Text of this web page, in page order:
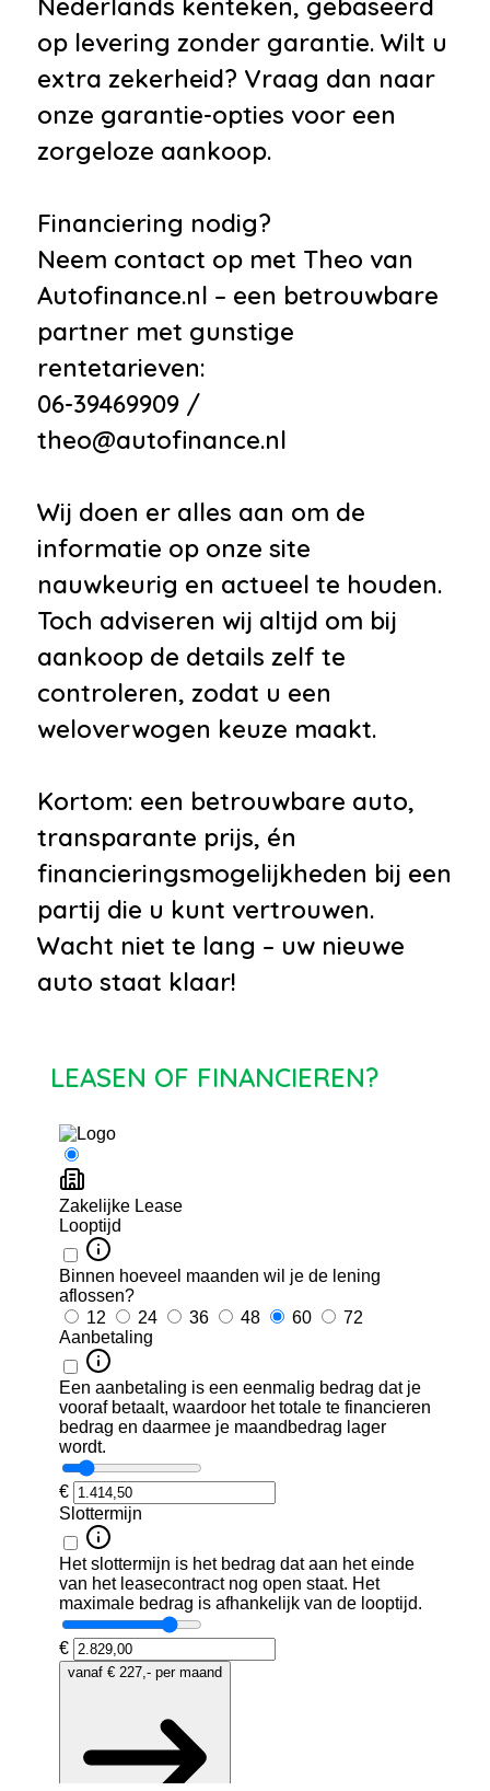
Nederlands kenteken, gebaseerd
op levering zonder garantie. Wilt u
extra zekerheid? Vraag dan naar
onze garantie-opties voor een
zorgeloze aankoop.
Financiering nodig?
Neem contact op met Theo van
Autofinance.nl – een betrouwbare
partner met gunstige
rentetarieven:
06-39469909 /
theo@autofinance.nl
Wij doen er alles aan om de
informatie op onze site
nauwkeurig en actueel te houden.
Toch adviseren wij altijd om bij
aankoop de details zelf te
controleren, zodat u een
weloverwogen keuze maakt.
Kortom: een betrouwbare auto,
transparante prijs, én
financieringsmogelijkheden bij een
partij die u kunt vertrouwen.
Wacht niet te lang – uw nieuwe
auto staat klaar!
LEASEN OF FINANCIEREN?